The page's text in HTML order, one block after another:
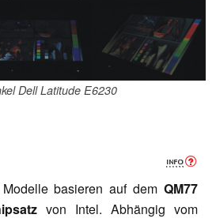
Dell Latitude E6230
basieren auf dem QM77
von Intel. Abhängig vom